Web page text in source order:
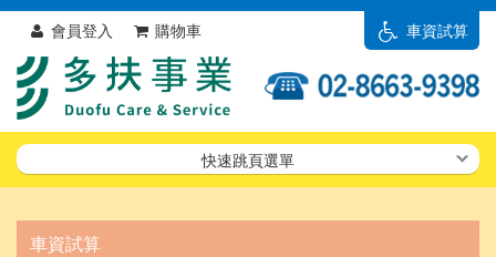
車資試算
會員登入 購物車
快速跳頁選單
車資試算